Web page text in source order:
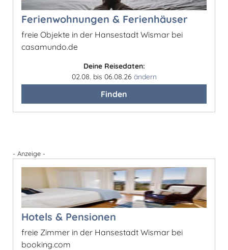
Ferienwohnungen & Ferienhäuser
freie Objekte in der Hansestadt Wismar bei
casamundo.de
Deine Reisedaten:
02.08. bis 06.08.26 ändern
Finden
- Anzeige -
Hotels & Pensionen
freie Zimmer in der Hansestadt Wismar bei
booking.com